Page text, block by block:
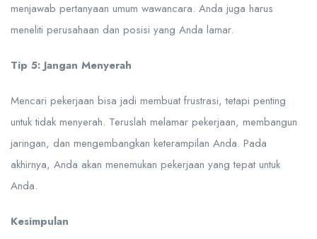
menjawab pertanyaan umum wawancara. Anda juga harus
meneliti perusahaan dan posisi yang Anda lamar.
Tip 5: Jangan Menyerah
Mencari pekerjaan bisa jadi membuat frustrasi, tetapi penting
untuk tidak menyerah. Teruslah melamar pekerjaan, membangun
jaringan, dan mengembangkan keterampilan Anda. Pada
akhirnya, Anda akan menemukan pekerjaan yang tepat untuk
Anda.
Kesimpulan